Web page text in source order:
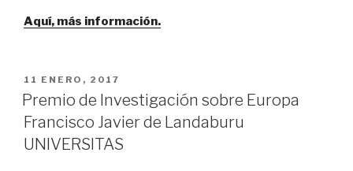
Aquí, más información.
PUBLICADO
EL
11 ENERO, 2017
Premio de Investigación sobre Europa
Francisco Javier de Landaburu
UNIVERSITAS